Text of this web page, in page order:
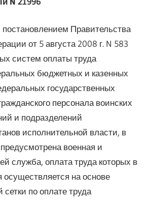
постановлением Правительства
от 5 августа 2008 г. N 583
систем оплаты труда
бюджетных и казенных
государственных
персонала воинских
и подразделений
исполнительной власти, в
военная и
служба, оплата труда которых в
на основе
по оплате труда